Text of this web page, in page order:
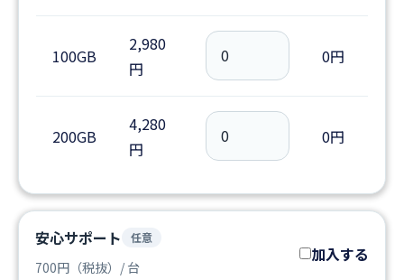
100GB
2,980
円
0円
200GB
4,280
円
0円
安心サポート 任意
700円（税抜）/ 台
加入する